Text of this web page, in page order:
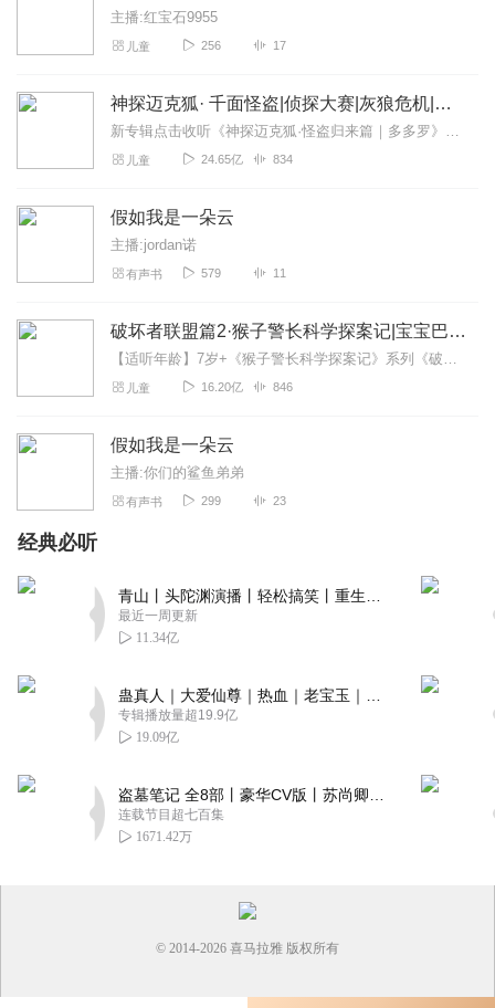
主播:红宝石9955
儿童 256 17
神探迈克狐· 千面怪盗|侦探大赛|灰狼危机|多多罗
新专辑点击收听《神探迈克狐·怪盗归来篇｜多多罗》！！！>>>点击进入主播橱窗购买《神探迈克狐》系列图书吧!<<<多多罗故事【点击前往】收听多多罗其他好玩有趣的故...
儿童 24.65亿 834
假如我是一朵云
主播:jordan诺
有声书 579 11
破坏者联盟篇2·猴子警长科学探案记|宝宝巴士故事
【适听年龄】7岁+《猴子警长科学探案记》系列《破坏者联盟篇1·猴子警长科学探案记》>>>《破坏者联盟篇2·猴子警长科学探案记》>>>《破坏者联盟篇3·猴子警长科...
儿童 16.20亿 846
假如我是一朵云
主播:你们的鲨鱼弟弟
有声书 299 23
经典必听
最近一周更新
11.34亿
专辑播放量超19.9亿
19.09亿
连载节目超七百集
1671.42万
© 2014-2026 喜马拉雅 版权所有